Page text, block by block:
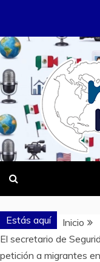
contenido
DONDE
Estás aquí Inicio
El secretario de
petición a migrantes